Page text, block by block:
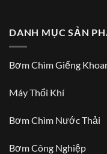
DANH MỤC SẢN
Bơm Chìm Giếng
Máy Thổi Khí
Bơm Chìm Nước Thải
Bơm Công Nghiệp